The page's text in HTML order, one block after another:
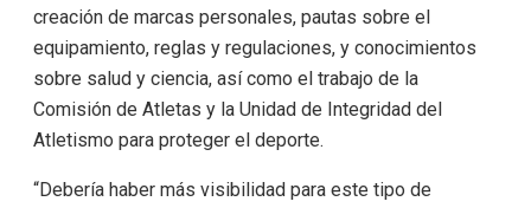
creación de marcas personales, pautas sobre el
equipamiento, reglas y regulaciones, y conocimientos
sobre salud y ciencia, así como el trabajo de la
Comisión de Atletas y la Unidad de Integridad del
Atletismo para proteger el deporte.
“Debería haber más visibilidad para este tipo de